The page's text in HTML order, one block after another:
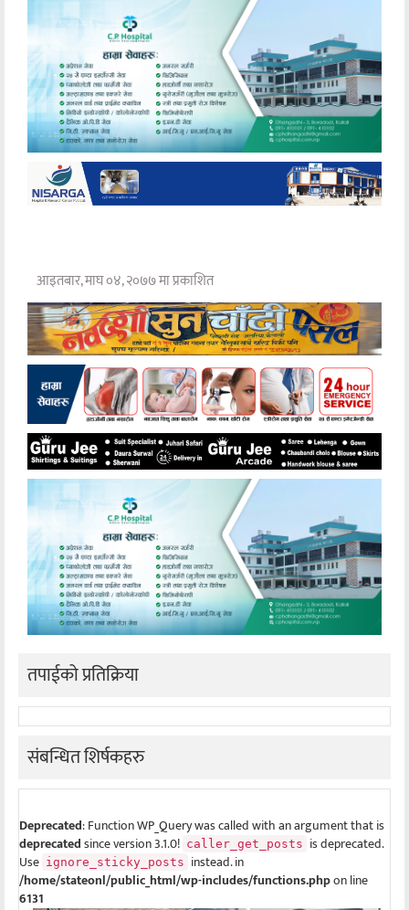
अन्य
आइतबार, माघ ०४, २०७७ मा प्रकाशित
तपाईको प्रतिक्रिया
संबन्धित शिर्षकहरु
Deprecated: Function WP_Query was called with an argument that is
deprecatedsince version 3.1.0! caller_get_posts is deprecated.
Use ignore_sticky_posts instead. in
/home/stateonl/public_html/wp-includes/functions.phpon line
6131